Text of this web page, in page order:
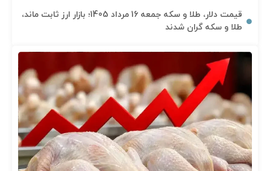
قیمت دلار، طلا و سکه جمعه 16 مرداد 1405؛ بازار ارز ثابت ماند،
طلا و سکه گران شدند